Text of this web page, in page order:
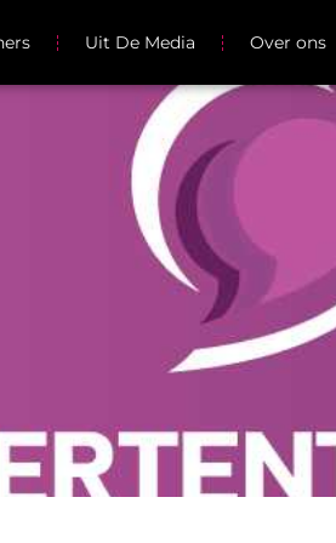
Uit De Media Over ons